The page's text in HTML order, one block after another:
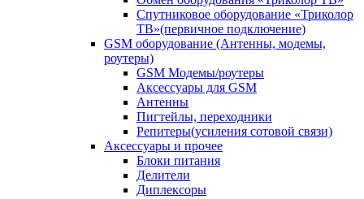
Спутниковое оборудование «Триколор
ТВ»(первичное подключение)
GSM оборудование (Антенны, модемы,
роутеры)
GSM Модемы/роутеры
Аксессуары для GSM
Антенны
Пигтейлы, переходники
Репитеры(усиления сотовой связи)
Аксессуары и прочее
Блоки питания
Делители
Диплексоры